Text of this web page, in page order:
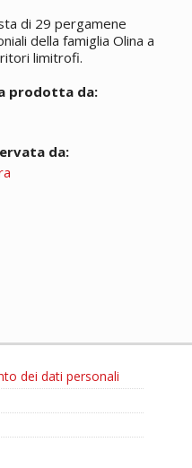
di 29 pergamene
della famiglia Olina a
limitrofi.
prodotta da:
da:
dei dati personali